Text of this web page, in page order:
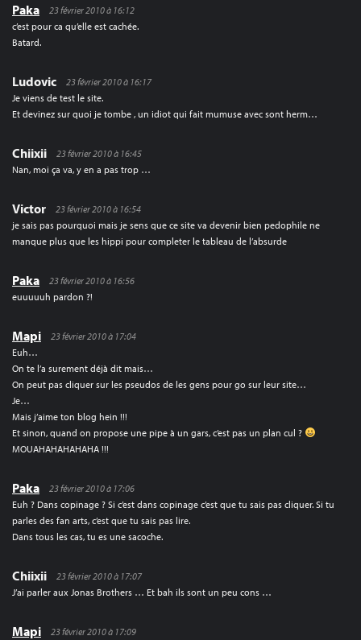
Paka
23 février 2010 à 16:12
c’est pour ca qu’elle est cachée.
Batard.
Ludovic
23 février 2010 à 16:17
Je viens de test le site.
Et devinez sur quoi je tombe , un idiot qui fait mumuse avec sont herm…
Chiixii
23 février 2010 à 16:45
Nan, moi ça va, y en a pas trop …
Victor
23 février 2010 à 16:54
je sais pas pourquoi mais je sens que ce site va devenir bien pedophile ne
manque plus que les hippi pour completer le tableau de l’absurde
Paka
23 février 2010 à 16:56
euuuuuh pardon ?!
Mapi
23 février 2010 à 17:04
Euh…
On te l’a surement déjà dit mais…
On peut pas cliquer sur les pseudos de les gens pour go sur leur site…
Je…
Mais j’aime ton blog hein !!!
Et sinon, quand on propose une pipe à un gars, c’est pas un plan cul ?
MOUAHAHAHAHAHA !!!
Paka
23 février 2010 à 17:06
Euh ? Dans copinage ? Si c’est dans copinage c’est que tu sais pas cliquer. Si tu
parles des fan arts, c’est que tu sais pas lire.
Dans tous les cas, tu es une sacoche.
Chiixii
23 février 2010 à 17:07
J’ai parler aux Jonas Brothers … Et bah ils sont un peu cons …
Mapi
23 février 2010 à 17:09